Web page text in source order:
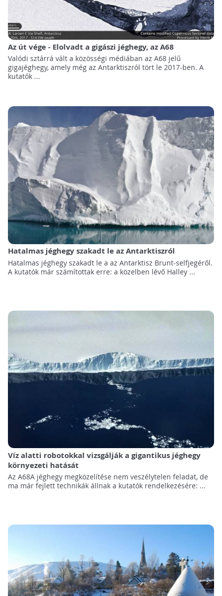
Az út vége - Elolvadt a gigászi jéghegy, az A68
Valódi sztárrá vált a közösségi médiában az A68 jelű
gigajéghegy, amely még az Antarktiszról tört le 2017-ben. A
kutatók ...
Hatalmas jéghegy szakadt le az Antarktiszról
Hatalmas jéghegy szakadt le a az Antarktisz Brunt-selfjegéről.
A kutatók már számítottak erre: a közelben lévő Halley ...
Víz alatti robotokkal vizsgálják a gigantikus jéghegy
környezeti hatását
Az A68A jéghegy megközelítése nem veszélytelen feladat, de
ma már fejlett technikák állnak a kutatók rendelkezésére: ...